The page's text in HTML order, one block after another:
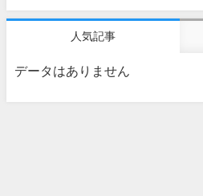
人気記事
データはありません